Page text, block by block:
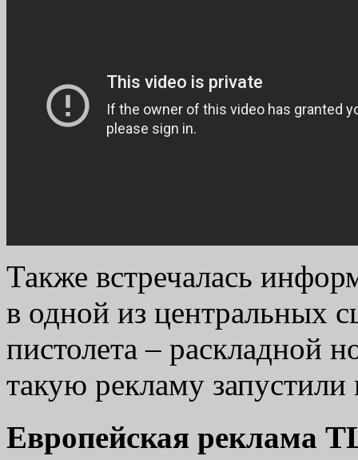
Также встречалась
в одной из центральных
пистолета – раскладной
такую рекламу запустили
Европейская реклама